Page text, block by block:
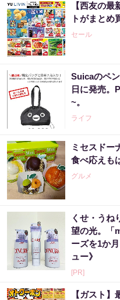
【西友の
トがまとめ
セール
Suicaのペ
日に発売。
~。
ライフ
ミセスドー
食べ応えも
グルメ
くせ・うね
望の光。「
ーズを1か
ュー》
[PR]
【ガスト